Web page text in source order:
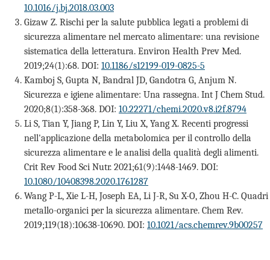
10.1016/j.bj.2018.03.003
Gizaw Z. Rischi per la salute pubblica legati a problemi di
sicurezza alimentare nel mercato alimentare: una revisione
sistematica della letteratura. Environ Health Prev Med.
2019;24(1):68. DOI: 10.1186/s12199-019-0825-5
Kamboj S, Gupta N, Bandral JD, Gandotra G, Anjum N.
Sicurezza e igiene alimentare: Una rassegna. Int J Chem Stud.
2020;8(1):358-368. DOI: 10.22271/chemi.2020.v8.i2f.8794
Li S, Tian Y, Jiang P, Lin Y, Liu X, Yang X. Recenti progressi
nell'applicazione della metabolomica per il controllo della
sicurezza alimentare e le analisi della qualità degli alimenti.
Crit Rev Food Sci Nutr. 2021;61(9):1448-1469. DOI:
10.1080/10408398.2020.1761287
Wang P-L, Xie L-H, Joseph EA, Li J-R, Su X-O, Zhou H-C. Quadri
metallo-organici per la sicurezza alimentare. Chem Rev.
2019;119(18):10638-10690. DOI: 10.1021/acs.chemrev.9b00257